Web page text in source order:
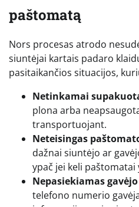
paštomatą
Nors procesas atrodo
siuntėjai kartais padaro
pasitaikančios situacijos,
Netinkamai
plona arba
transportuojant.
Neteisingas
dažnai siuntėjo ar
ypač jei keli
Nepasiekiamas
telefono numerio